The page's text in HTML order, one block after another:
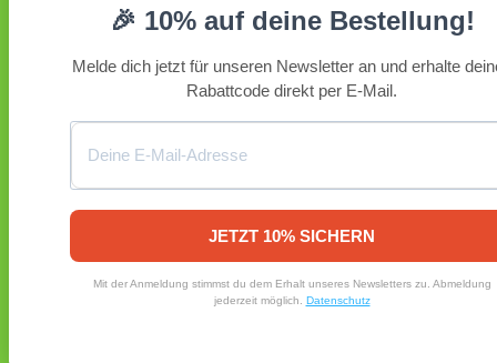
🎉 10% auf deine Bestellung!
Melde dich jetzt für unseren Newsletter an und erhalte
Rabattcode direkt per E-Mail.
JETZT 10% SICHERN
Mit der Anmeldung stimmst du dem Erhalt unseres Newsletters zu. Abmeldung
jederzeit möglich. Datenschutz
Angemeldet bleiben Anmelden
Registrieren
Erforderlich
E-Mail-Adresse gesendet.